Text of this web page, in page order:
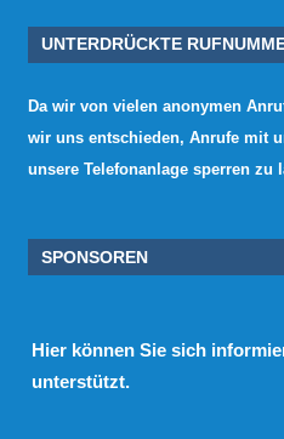
UNTERDRÜCKTE
Da wir von vielen anonymen
wir uns entschieden, Anrufe mit
unsere Telefonanlage sperren zu
SPONSOREN
Hier können Sie sich
unterstützt.